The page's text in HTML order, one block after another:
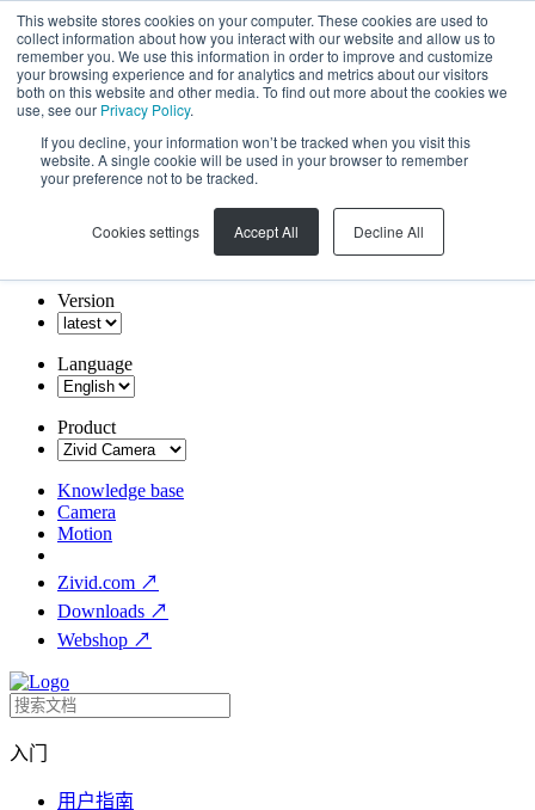
This website stores cookies on your computer. These cookies are used to
collect information about how you interact with our website and allow us to
remember you. We use this information in order to improve and customize
your browsing experience and for analytics and metrics about our visitors
both on this website and other media. To find out more about the cookies we
use, see our Privacy Policy.
If you decline, your information won’t be tracked when you visit this
website. A single cookie will be used in your browser to remember
your preference not to be tracked.
Cookies settings Accept All Decline All
Version
Language
Product
Knowledge base
Camera
Motion
Zivid.com ↗
Downloads ↗
Webshop ↗
入门
用户指南